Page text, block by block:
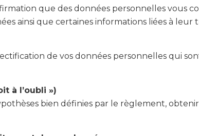
que des données personnelles vous
ainsi que certaines informations liées à leur
de vos données personnelles qui
à l’oubli »)
bien définies par le règlement,